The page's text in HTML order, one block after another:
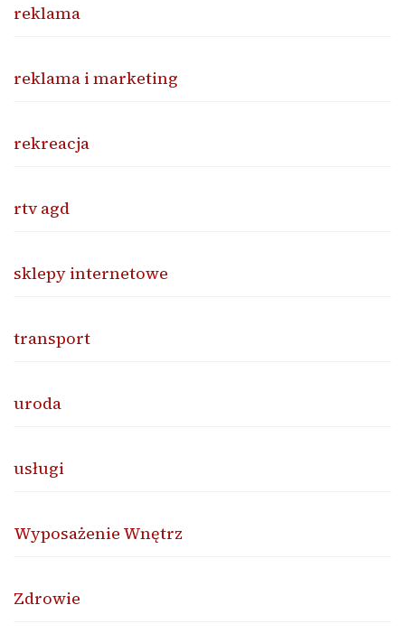
reklama
reklama i marketing
rekreacja
rtv agd
sklepy internetowe
transport
uroda
usługi
Wyposażenie Wnętrz
Zdrowie